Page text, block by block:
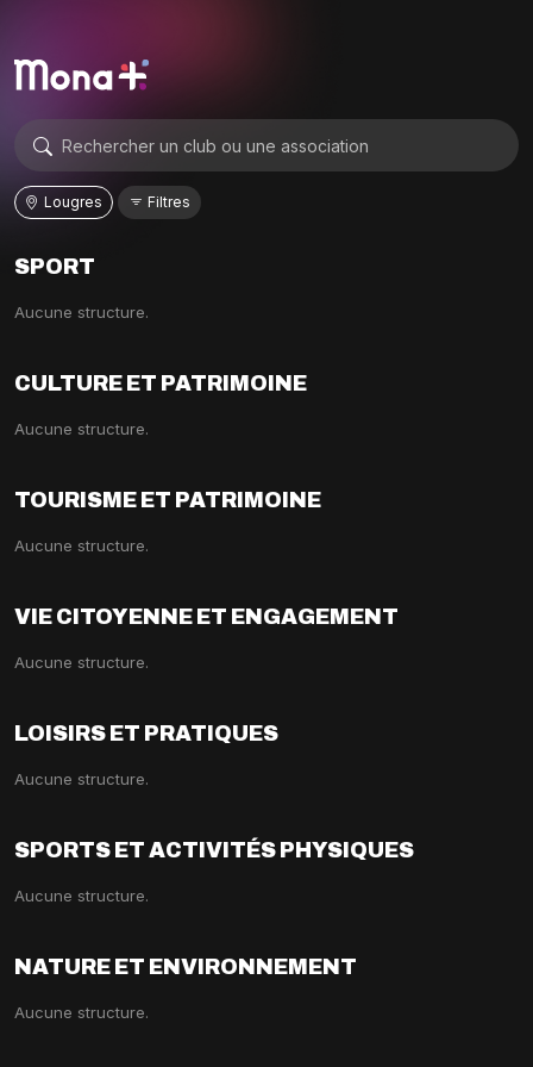
Lougres Filtres
SPORT
Aucune structure.
CULTURE ET PATRIMOINE
Aucune structure.
TOURISME ET PATRIMOINE
Aucune structure.
VIE CITOYENNE ET ENGAGEMENT
Aucune structure.
LOISIRS ET PRATIQUES
Aucune structure.
SPORTS ET ACTIVITÉS PHYSIQUES
Aucune structure.
NATURE ET ENVIRONNEMENT
Aucune structure.